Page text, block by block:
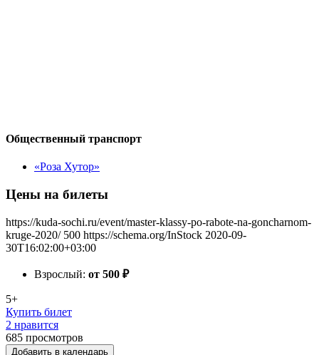
Общественный транспорт
«Роза Хутор»
Цены на билеты
https://kuda-sochi.ru/event/master-klassy-po-rabote-na-goncharnom-
kruge-2020/ 500 https://schema.org/InStock 2020-09-
30T16:02:00+03:00
Взрослый: от 500 ₽
5+
Купить билет
2 нравится
685 просмотров
Добавить в календарь